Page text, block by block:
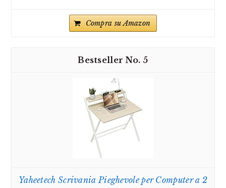
Compra su Amazon
5
Yaheetech Scrivania Pieghevole per Computer a 2